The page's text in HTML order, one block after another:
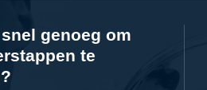
genoeg om
te